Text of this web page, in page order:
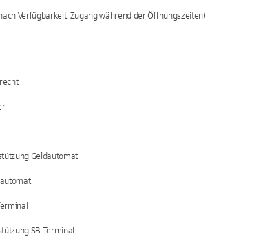
Verfügbarkeit, Zugang während der Öffnungszeiten)
Geldautomat
SB-Terminal